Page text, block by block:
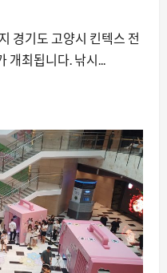
경기도 고양시 킨텍스 전
개최됩니다. 낚시...
인상 시점이 8월 10일로
루머가 뜨는 이유
0